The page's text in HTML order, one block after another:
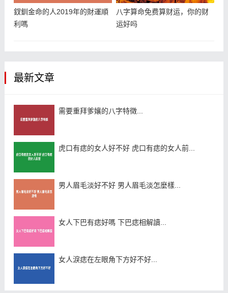
釵釧金命的人2019年的財運順
利嗎
八字算命免费算财运，你的财
运好吗
最新文章
需要重拜爹孃的八字特徵...
虎口有痣的女人好不好 虎口有痣的女人前...
男人眉毛淡好不好 男人眉毛淡怎麼樣...
女人下巴有痣好嗎 下巴痣相解讀...
女人淚痣在左眼角下方好不好...